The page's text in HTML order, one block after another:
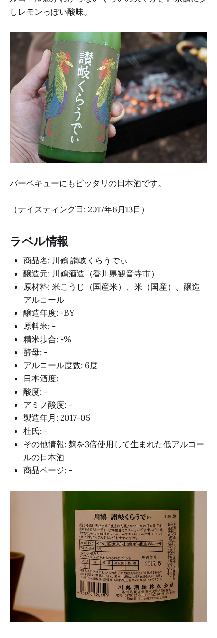
しレモンっぽい酸味。
バーベキューにもピッタリの日本酒です。
（テイスティング日: 2017年6月13日）
ラベル情報
商品名: 川鶴 讃岐くらうでぃ
醸造元: 川鶴酒造（香川県観音寺市）
原材料: 米こうじ（国産米）、米（国産）、醸造
アルコール
醸造年度: -BY
原料米: -
精米歩合: -%
酵母: -
アルコール度数: 6度
日本酒度: -
酸度: -
アミノ酸度: -
製造年月: 2017-05
杜氏: -
その他情報: 麹を3倍使用して生まれた低アルコー
ルの日本酒
商品ページ: -